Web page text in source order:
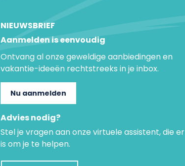
NIEUWSBRIEF
Aanmelden is eenvoudig
Ontvang al onze geweldige aanbiedingen en
vakantie-ideeën rechtstreeks in je inbox.
Nu aanmelden
Advies nodig?
Stel je vragen aan onze virtuele assistent, die er
is om je te helpen.